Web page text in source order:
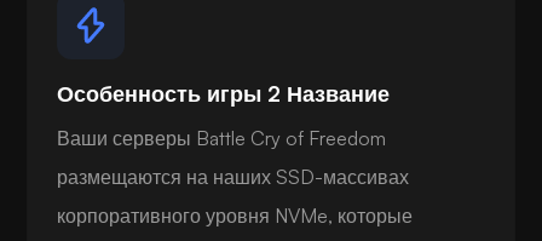
Особенность игры 2 Название
Ваши серверы Battle Cry of Freedom
размещаются на наших SSD-массивах
корпоративного уровня NVMe, которые